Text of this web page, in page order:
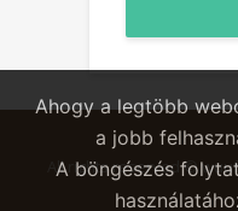
All rights reserved ©
Ahogy a legtöbb
a jobb
A böngészés